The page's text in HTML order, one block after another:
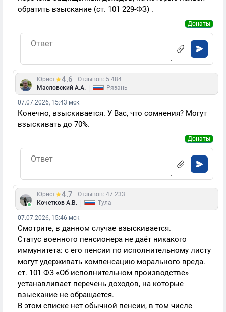
обратить взыскание (ст. 101 229-ФЗ) .
Донаты
Юрист 4.6
Отзывов: 5 484
Масловский А.А.
Рязань
07.07.2026, 15:43 мск
Конечно, взыскивается. У Вас, что сомнения? Могут
взыскивать до 70%.
Донаты
Юрист 4.7
Отзывов: 47 233
Кочетков А.В.
Тула
07.07.2026, 15:46 мск
Смотрите, в данном случае взыскивается.
Статус военного пенсионера не даёт никакого
иммунитета: с его пенсии по исполнительному листу
могут удерживать компенсацию морального вреда.
ст. 101 ФЗ «Об исполнительном производстве»
устанавливает перечень доходов, на которые
взыскание не обращается.
В этом списке нет обычной пенсии, в том числе